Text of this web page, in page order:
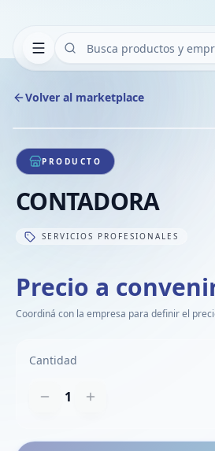
Volver al marketplace
1/1
PRODUCTO
CONTADORA
SERVICIOS PROFESIONALES
Precio a
Coordiná con la empresa para definir el
Cantidad
1